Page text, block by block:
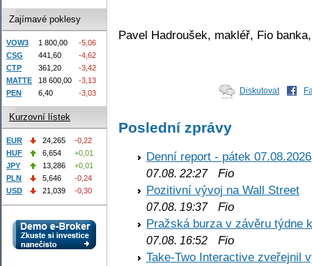
Pavel Hadroušek, makléř, Fio
Diskutovat
Poslední zprávy
Denní report - pátek 07.08.2026
07.08. 22:27Fio
Pozitivní vývoj na Wall Street
07.08. 19:37Fio
Pražská burza v závěru týdne
07.08. 16:52 Fio
Take-Two Interactive zveřejnil
Zajímavé poklesy
VOW3 1 800,00
-5,06
CSG
441,60
-4,62
CTP
361,20
-3,42
MATTE
18 600,00
-3,13
PEN
6,40 -3,03
Kurzovní lístek
EUR 24,265
-0,22
HUF
6,654
+0,01
JPY
13,286
+0,01
PLN
5,646
-0,24
USD
21,039 -0,30